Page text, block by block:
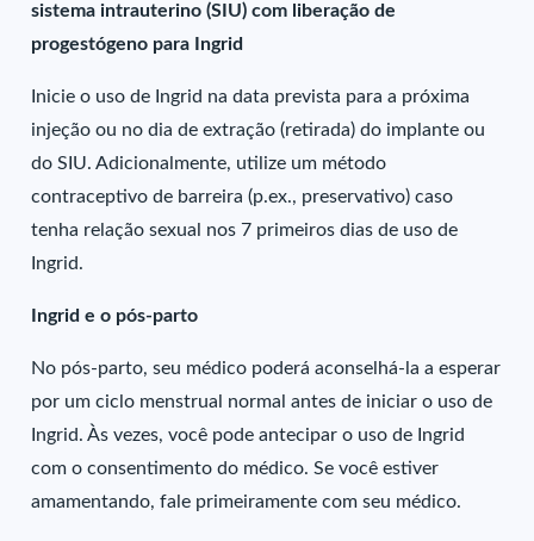
sistema intrauterino (SIU) com liberação de
progestógeno para Ingrid
Inicie o uso de Ingrid na data prevista para a próxima
injeção ou no dia de extração (retirada) do implante ou
do SIU. Adicionalmente, utilize um método
contraceptivo de barreira (p.ex., preservativo) caso
tenha relação sexual nos 7 primeiros dias de uso de
Ingrid.
Ingrid e o pós-parto
No pós-parto, seu médico poderá aconselhá-la a esperar
por um ciclo menstrual normal antes de iniciar o uso de
Ingrid. Às vezes, você pode antecipar o uso de Ingrid
com o consentimento do médico. Se você estiver
amamentando, fale primeiramente com seu médico.